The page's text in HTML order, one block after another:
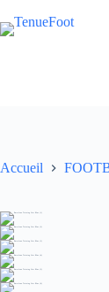
au
contenu
Accueil